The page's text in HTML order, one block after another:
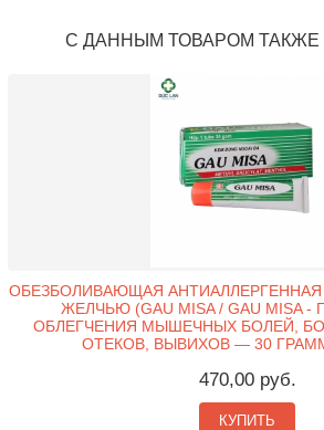
С ДАННЫМ ТОВАРОМ ТАКЖЕ
ОБЕЗБОЛИВАЮЩАЯ
ЖЕЛЧЬЮ (GAU MISA / GAU MISA -
ОБЛЕГЧЕНИЯ МЫШЕЧНЫХ БОЛЕЙ,
ОТЕКОВ, ВЫВИХОВ — 30
470,00 руб.
КУПИТЬ